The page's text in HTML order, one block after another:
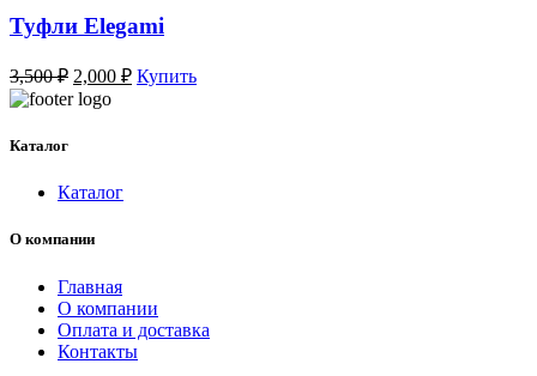
Туфли Elegami
3,500₽ Первоначальная
цена
составляла
2,000 ₽Текущая
цена:
Купить
Каталог
Каталог
О компании
Главная
О компании
Оплата и доставка
Контакты